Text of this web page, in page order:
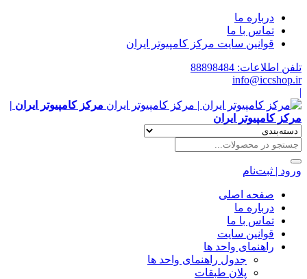
درباره ما
تماس با ما
قوانین سایت مرکز کامپیوتر ایران
تلفن اطلاعات: 88898484
info@iccshop.ir
|
مرکز کامپیوتر ایران |
مرکز کامپیوتر ایران
ورود | ثبت‌نام
صفحه اصلی
درباره ما
تماس با ما
قوانین سایت
راهنمای واحد ها
جدول راهنمای واحد ها
پلان طبقات